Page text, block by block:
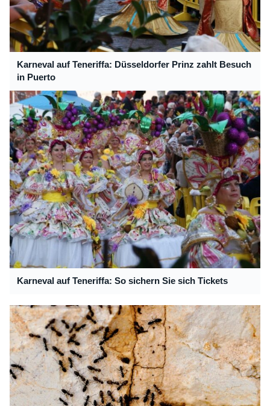
Karneval auf Teneriffa: Düsseldorfer Prinz zahlt Besuch
in Puerto
Karneval auf Teneriffa: So sichern Sie sich Tickets